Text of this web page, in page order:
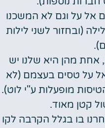
אל על וגם לא המשכנו
(ובחזור לשני לילות
מהן היא שלנו יש
על טסים בעצמם (לא
מופעלות ע"י לוט).
קטן מאוד.
בו בגלל הקרבה לקו